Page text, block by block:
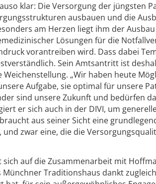
klar: Die Versorgung der jüngsten
ausbauen und die
am Herzen liegt ihm der
Lösungen für die
vorantreiben wird. Dass dabei
Sein Amtsantritt ist
„Wir haben heute
Aufgabe, sie optimal für unsere
sind unsere Zukunft und bedürfen
er sich auch in der DIVI, um
aus seiner Sicht eine
zwar eine, die die
auf die Zusammenarbeit mit
Münchner Traditionshaus dankt